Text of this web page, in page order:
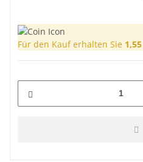
Für den Kauf erhalten Sie 1,55